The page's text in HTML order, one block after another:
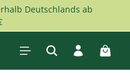
Deutschlands ab